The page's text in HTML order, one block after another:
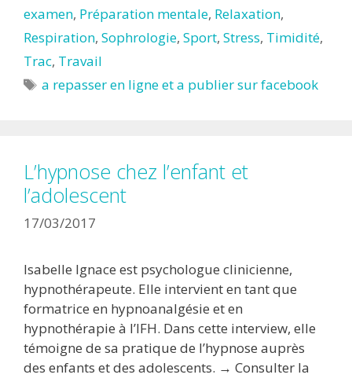
examen, Préparation mentale, Relaxation,
Respiration, Sophrologie, Sport, Stress, Timidité,
Trac, Travail
Étiquettes
a repasser en ligne et a publier sur facebook
L’hypnose chez l’enfant et
l’adolescent
17/03/2017
Isabelle Ignace est psychologue clinicienne,
hypnothérapeute. Elle intervient en tant que
formatrice en hypnoanalgésie et en
hypnothérapie à l’IFH. Dans cette interview, elle
témoigne de sa pratique de l’hypnose auprès
des enfants et des adolescents. → Consulter la